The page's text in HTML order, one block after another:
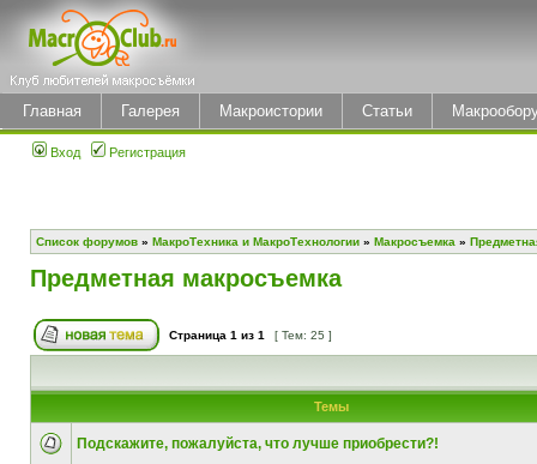
Главная Галерея Макроистории Статьи
Вход Регистрация
Список форумов » МакроТехника и МакроТехнологии » Макросъемка »
Предметная макросъемка
Страница 1 из 1 [ Тем: 25 ]
Темы
Подскажите, пожалуйста, что лучше приобрести?!